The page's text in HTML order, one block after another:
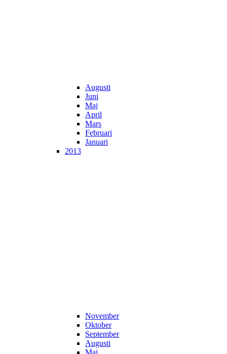
Augusti
Juni
Maj
April
Mars
Februari
Januari
2013
November
Oktober
September
Augusti
Maj